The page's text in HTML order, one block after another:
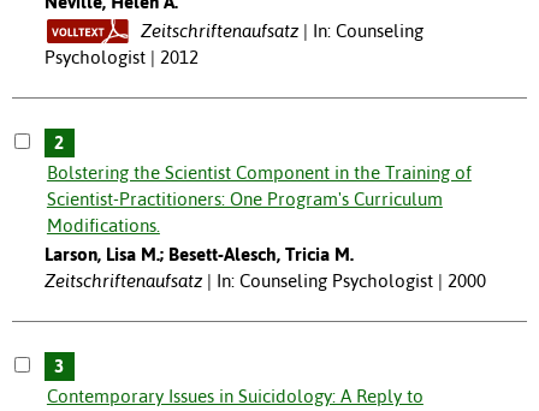
Zeitschriftenaufsatz
In: Counseling
Psychologist | 2012
2
Bolstering the Scientist Component in the Training of
Scientist-Practitioners: One Program's Curriculum
Modifications.
Larson, Lisa M.; Besett-Alesch, Tricia M.
Zeitschriftenaufsatz
In: Counseling Psychologist | 2000
3
Contemporary Issues in Suicidology: A Reply to